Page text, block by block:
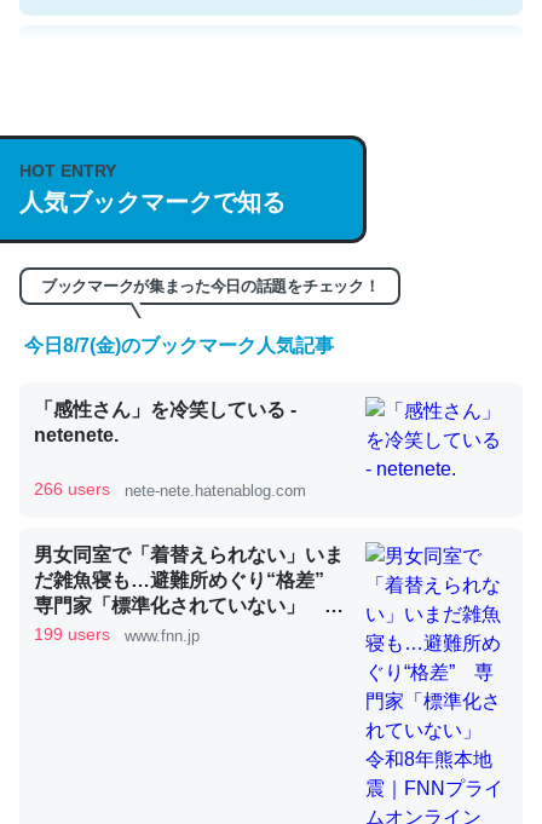
https://isobe324649.hatenablog.com/entry/2023/03/27
/064121
─GPTの仕組みと限界についての考察（１） - conceptualization
くらい。小説でいう「ずっと前の伏線」は回収されないけ
ど、短期記憶というには多い分量。進化すればするほど分
─GPTの仕組みと限界についての考察（１） - conceptualization
昆虫ってカルシウム少ないのか。知らんかった。調べたら
コオロギのカルシウム分はエビの600分の1程度。
─ニュース :: 【研究発表】昆虫学の大問題＝「昆虫はなぜ海にいな
HOT ENTRY
人気ブックマークで知る
ブックマークが集まった今日の話題をチェック！
今日8/7(金)のブックマーク人気記事
「感性さん」を冷笑している -
netenete.
266 users nete-nete.hatenablog.com
男女同室で「着替えられない」いま
だ雑魚寝も…避難所めぐり“格差”
専門家「標準化されていない」 令
和8年熊本地震｜FNNプライムオン
199 users www.fnn.jp